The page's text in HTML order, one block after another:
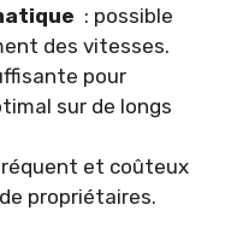
: possible
des vitesses.
pour
sur de longs
et coûteux
propriétaires.